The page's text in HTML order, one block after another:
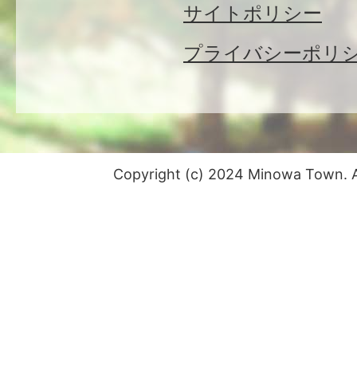
サイトポリシー
プライバシーポリ
Copyright (c) 2024 Minowa Town.